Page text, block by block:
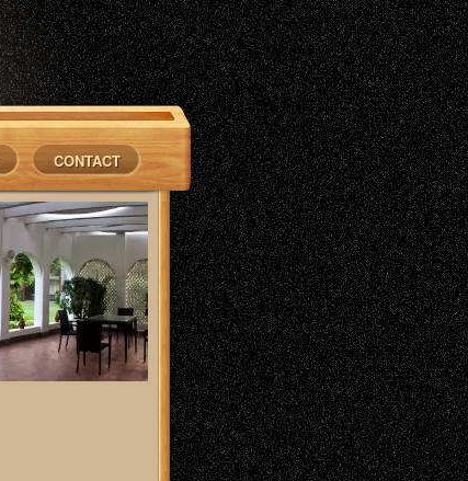
CONTACT